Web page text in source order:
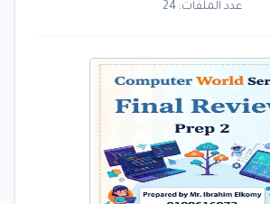
عدد الملفات: 24